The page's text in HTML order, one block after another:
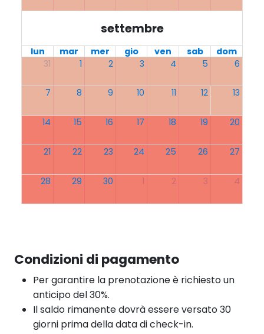
settembre
lun mar mer gio ven sab
dom
31
1 2 3 4 5 6
7 8 9 10 11 12 13
14 15 16 17 18 19 20
21 22 23 24 25 26 27
28 29 30 1 2 3 4
Condizioni di pagamento
Per garantire la prenotazione è richiesto un
anticipo del 30%.
Il saldo rimanente dovrà essere versato 30
giorni prima della data di check-in.